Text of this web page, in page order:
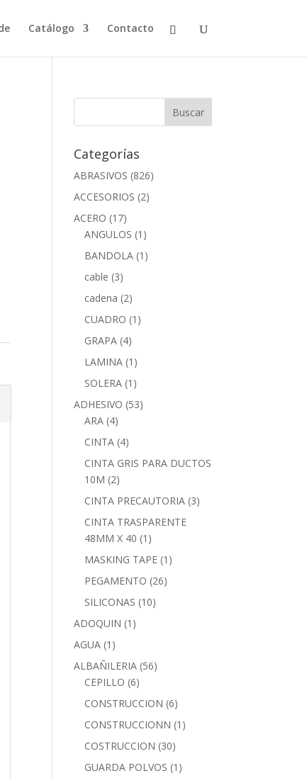
Catálogo Contacto
Categorías
ABRASIVOS (826)
ACCESORIOS (2)
ACERO (17)
ANGULOS (1)
BANDOLA (1)
cable (3)
cadena (2)
CUADRO (1)
GRAPA (4)
LAMINA (1)
SOLERA (1)
ADHESIVO (53)
ARA (4)
CINTA (4)
CINTA GRIS PARA DUCTOS
10M (2)
CINTA PRECAUTORIA (3)
CINTA TRASPARENTE
48MM X 40 (1)
MASKING TAPE (1)
PEGAMENTO (26)
SILICONAS (10)
ADOQUIN (1)
AGUA (1)
ALBAÑILERIA (56)
CEPILLO (6)
CONSTRUCCION (6)
CONSTRUCCIONN (1)
COSTRUCCION (30)
GUARDA POLVOS (1)